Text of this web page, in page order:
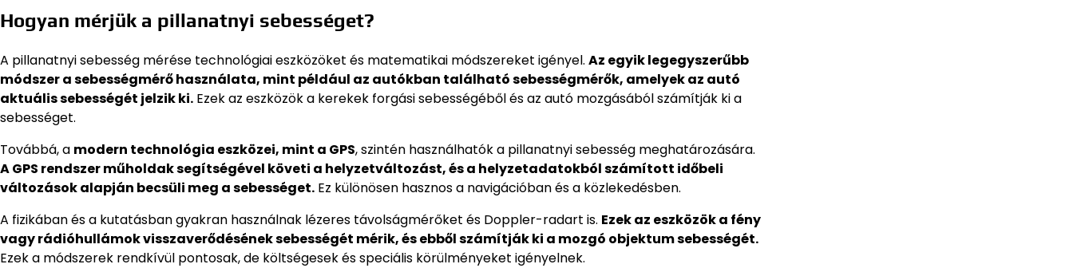
Hogyan mérjük a pillanatnyi sebességet?
A pillanatnyi sebesség mérése technológiai eszközöket és matematikai módszereket igényel. Az egyik legegyszerűbb
módszer a sebességmérő használata, mint például az autókban található sebességmérők, amelyek az autó
aktuális sebességét jelzik ki. Ezek az eszközök a kerekek forgási sebességéből és az autó mozgásából számítják ki a
sebességet.
Továbbá, a modern technológia eszközei, mint a GPS, szintén használhatók a pillanatnyi sebesség meghatározására.
A GPS rendszer műholdak segítségével követi a helyzetváltozást, és a helyzetadatokból számított időbeli
változások alapján becsüli meg a sebességet. Ez különösen hasznos a navigációban és a közlekedésben.
A fizikában és a kutatásban gyakran használnak lézeres távolságmérőket és Doppler-radart is. Ezek az eszközök a fény
vagy rádióhullámok visszaverődésének sebességét mérik, és ebből számítják ki a mozgó objektum sebességét.
Ezek a módszerek rendkívül pontosak, de költségesek és speciális körülményeket igényelnek.